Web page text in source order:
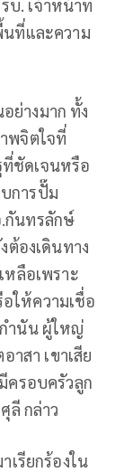
. เจ้าหน้าที่
นที่และความ
ย่างมาก ทั้ง
พจิตใจที่
ชัดเจนหรือ
การปั๊ม
กันทรลักษ์
ต้องเดินทาง
หลือเพราะ
ให้ความเชื่อ
กำนัน ผู้ใหญ่
าสา เขาเสีย
ครอบครัวลูก
ลี กล่าว
เรียกร้องใน